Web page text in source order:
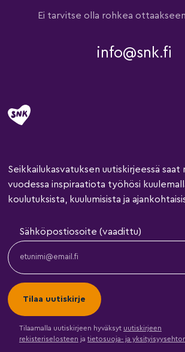
Ei tarvitse olla rohkea
info@snk.fi
Seikkailukasvatuksen uutiskirjeessä saat
vuodessa inspiraatiota työhösi
koulutuksista, kuulumisista ja
Sähköpostiosoite (vaadittu)
Tilaamalla uutiskirjeen hyväksyt uutiskirjeen
rekisteriselosteen ja tietosuoja- ja